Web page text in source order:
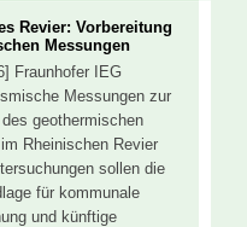
Revier: Vorbereitung
Messungen
Fraunhofer IEG
Messungen zur
geothermischen
Rheinischen Revier
sollen die
für kommunale
und künftige